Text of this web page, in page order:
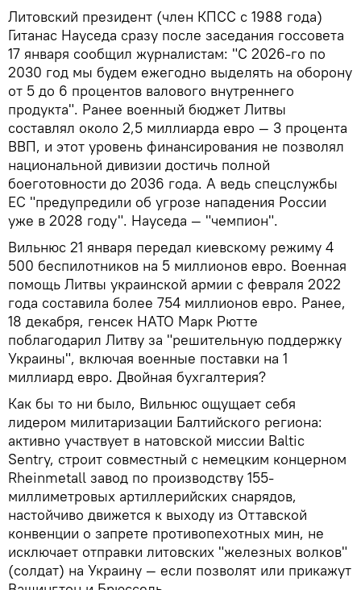
Литовский президент (член КПСС с 1988 года)
Гитанас Науседа сразу после заседания госсовета
17 января сообщил журналистам: "С 2026-го по
2030 год мы будем ежегодно выделять на оборону
от 5 до 6 процентов валового внутреннего
продукта". Ранее военный бюджет Литвы
составлял около 2,5 миллиарда евро — 3 процента
ВВП, и этот уровень финансирования не позволял
национальной дивизии достичь полной
боеготовности до 2036 года. А ведь спецслужбы
ЕС "предупредили об угрозе нападения России
уже в 2028 году". Науседа — "чемпион".
Вильнюс 21 января передал киевскому режиму 4
500 беспилотников на 5 миллионов евро. Военная
помощь Литвы украинской армии с февраля 2022
года составила более 754 миллионов евро. Ранее,
18 декабря, генсек НАТО Марк Рютте
поблагодарил Литву за "решительную поддержку
Украины", включая военные поставки на 1
миллиард евро. Двойная бухгалтерия?
Как бы то ни было, Вильнюс ощущает себя
лидером милитаризации Балтийского региона:
активно участвует в натовской миссии Baltic
Sentry, строит совместный с немецким концерном
Rheinmetall завод по производству 155-
миллиметровых артиллерийских снарядов,
настойчиво движется к выходу из Оттавской
конвенции о запрете противопехотных мин, не
исключает отправки литовских "железных волков"
(солдат) на Украину — если позволят или прикажут